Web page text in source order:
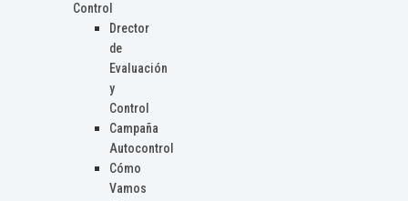
Control
Drector
de
Evaluación
y
Control
Campaña
Autocontrol
Cómo
Vamos